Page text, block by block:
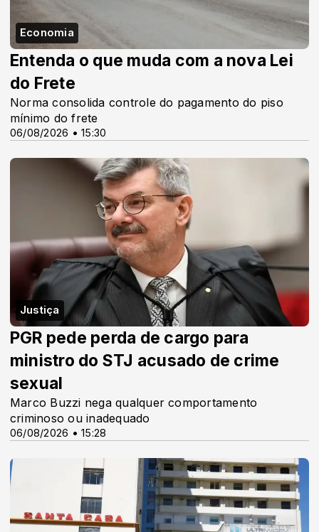
Economia
06/08/2026 • 15:30
Entenda o que muda com a nova Lei
do Frete
Norma consolida controle do pagamento do piso
mínimo do frete
Justiça
06/08/2026 • 15:28
PGR pede perda de cargo para
ministro do STJ acusado de crime
sexual
Marco Buzzi nega qualquer comportamento
criminoso ou inadequado